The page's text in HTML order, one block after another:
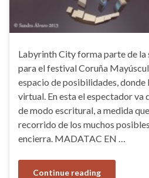
Labyrinth City forma parte de la
para el festival Coruña
espacio de posibilidades, donde
virtual. En esta el espectador va
de modo escritural, a medida
recorrido de los muchos
encierra. MADATAC EN …
Continue reading